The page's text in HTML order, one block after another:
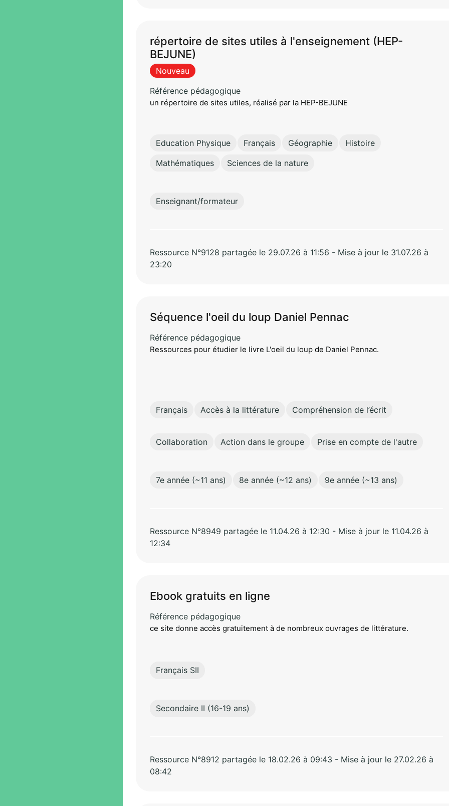
répertoire de sites utiles à l'enseignement (HEP-
BEJUNE)
Nouveau
Référence pédagogique
un répertoire de sites utiles, réalisé par la HEP-BEJUNE
Education Physique Français Géographie
Histoire
Mathématiques
Sciences de la nature
Enseignant/formateur
Ressource N°9128 partagée le 29.07.26 à 11:56 - Mise à jour le 31.07.26 à
23:20
Séquence l'oeil du loup Daniel Pennac
Référence pédagogique
Ressources pour étudier le livre L'oeil du loup de Daniel Pennac.
Français Accès à la littérature Compréhension de l’écrit
Collaboration Action dans le groupe Prise en compte de l'autre
7e année (~11 ans) 8e année (~12 ans) 9e année (~13 ans)
Ressource N°8949 partagée le 11.04.26 à 12:30 - Mise à jour le 11.04.26 à
12:34
Ebook gratuits en ligne
Référence pédagogique
ce site donne accès gratuitement à de nombreux ouvrages de littérature.
Français SII
Secondaire II (16-19 ans)
Ressource N°8912 partagée le 18.02.26 à 09:43 - Mise à jour le 27.02.26 à
08:42